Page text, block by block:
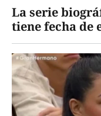
La serie
tiene fecha de